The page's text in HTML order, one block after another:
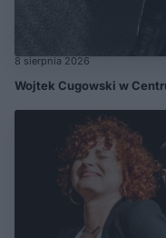
8 sierpnia 2026
Wojtek Cugowski w